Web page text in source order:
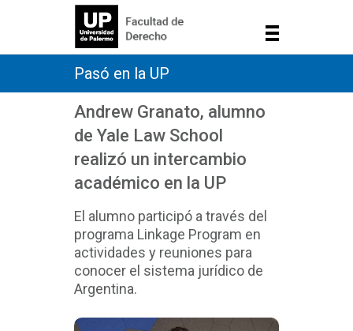
Pasó en la UP
Andrew Granato, alumno
de Yale Law School
realizó un intercambio
académico en la UP
El alumno participó a través del
programa Linkage Program en
actividades y reuniones para
conocer el sistema jurídico de
Argentina.